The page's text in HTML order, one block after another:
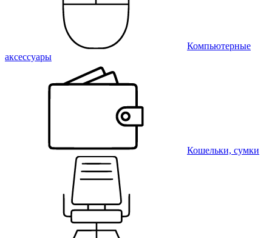
Компьютерные
аксессуары
Кошельки, сумки